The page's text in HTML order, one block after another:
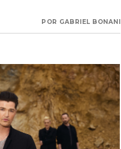
POR GABRIEL BONANI